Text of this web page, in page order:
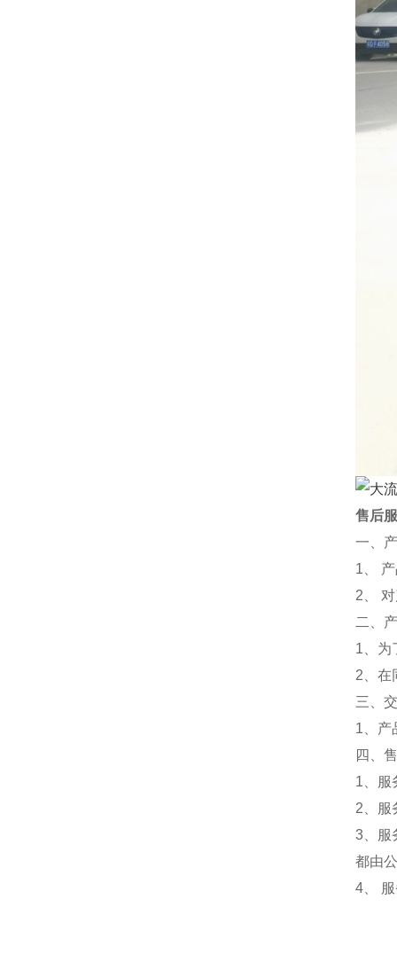
售后
一、
1、
2、
二、
1、为
2、在
三、
1、产
四、
1、服
2、服
3、服
都由
4、